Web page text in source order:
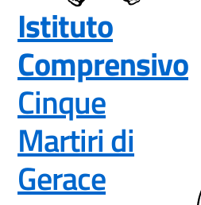
Istituto
Comprensivo
Cinque
Martiri di
Gerace—